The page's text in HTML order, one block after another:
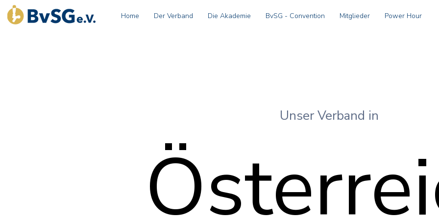
Home Der Verband Die Akademie BvSG - Convention Mitglieder Power Hour
Unser Verband in